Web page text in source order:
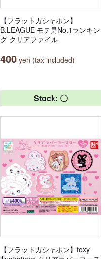
【フラットガシャポン】
B.LEAGUE モテ男No.1ランキン
グ クリアファイル
400 yen (tax included)
Stock: 〇
【フラットガシャポン】foxy